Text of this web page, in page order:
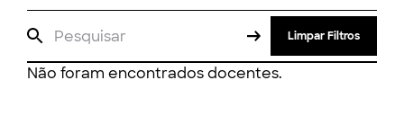
Limpar Filtros
Não foram encontrados docentes.